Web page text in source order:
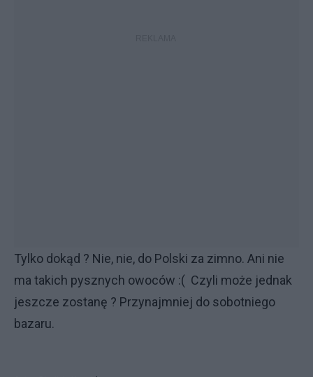
Tylko dokąd ? Nie, nie, do Polski za zimno. Ani nie
ma takich pysznych owoców :( Czyli może jednak
jeszcze zostanę ? Przynajmniej do sobotniego
bazaru.